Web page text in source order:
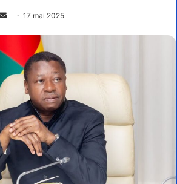
Follow
Envoyer17 mai 2025